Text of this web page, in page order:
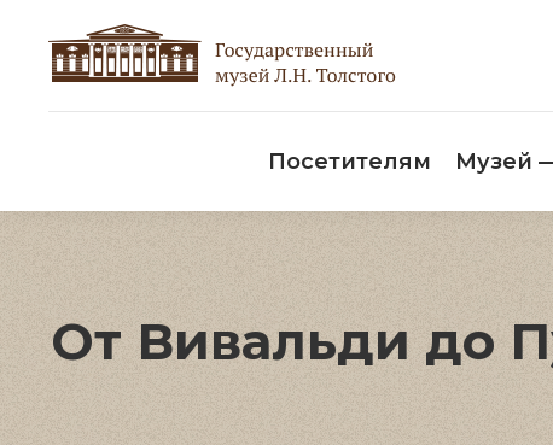
Посетителям Музей
От Вивальди до